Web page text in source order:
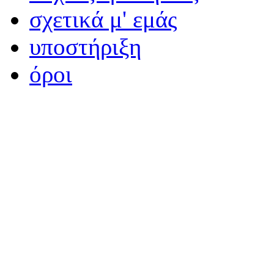
σχετικά μ' εμάς
υποστήριξη
όροι